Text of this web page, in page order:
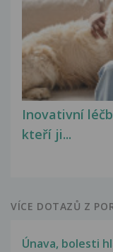
Inovativní
kteří ji...
VÍCE DOTAZŮ Z
Únava, bolesti